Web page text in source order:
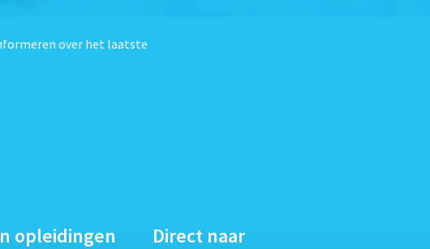
over het laatste
opleidingen Direct naar